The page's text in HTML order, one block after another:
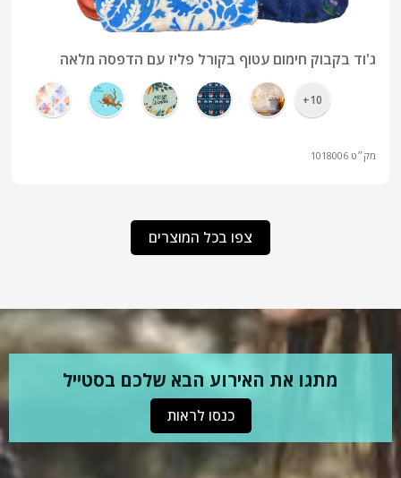
ג'וד בקבוק חימום עטוף בקורל פליז עם הדפסה מלאה
10+
מק״ט1018006
צפו בכל המוצרים
מתגו את האירוע הבא שלכם בסטייל
כנסו לראות